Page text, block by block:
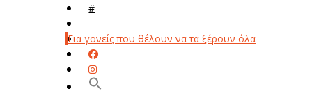
#
Για γονείς που θέλουν να τα ξέρουν όλα